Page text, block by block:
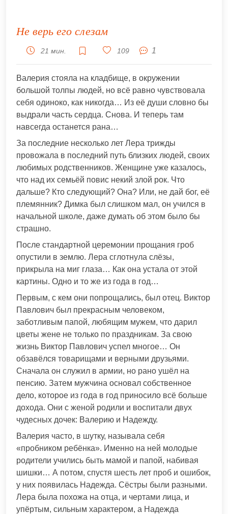
Не верь его слезам
21 мин. 109 1
Валерия стояла на кладбище, в окружении
большой толпы людей, но всё равно чувствовала
себя одиноко, как никогда… Из её души словно бы
выдрали часть сердца. Снова. И теперь там
навсегда останется рана…
За последние несколько лет Лера трижды
провожала в последний путь близких людей, своих
любимых родственников. Женщине уже казалось,
что над их семьёй повис некий злой рок. Что
дальше? Кто следующий? Она? Или, не дай бог, её
племянник? Димка был слишком мал, он учился в
начальной школе, даже думать об этом было бы
страшно.
После стандартной церемонии прощания гроб
опустили в землю. Лера сглотнула слёзы,
прикрыла на миг глаза… Как она устала от этой
картины. Одно и то же из года в год…
Первым, с кем они попрощались, был отец. Виктор
Павлович был прекрасным человеком,
заботливым папой, любящим мужем, что дарил
цветы жене не только по праздникам. За свою
жизнь Виктор Павлович успел многое… Он
обзавёлся товарищами и верными друзьями.
Сначала он служил в армии, но рано ушёл на
пенсию. Затем мужчина основал собственное
дело, которое из года в год приносило всё больше
дохода. Они с женой родили и воспитали двух
чудесных дочек: Валерию и Надежду.
Валерия часто, в шутку, называла себя
«пробником ребёнка». Именно на ней молодые
родители учились быть мамой и папой, набивая
шишки… А потом, спустя шесть лет проб и ошибок,
у них появилась Надежда. Сёстры были разными.
Лера была похожа на отца, и чертами лица, и
упёртым, сильным характером, а Надежда